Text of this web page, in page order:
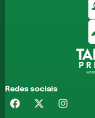
Redes sociais